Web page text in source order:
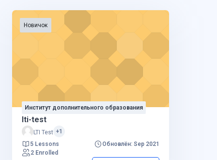
Новичок
Институт дополнительного образования
lti-test
LTI Test +1
5 Lessons
Обновлён: Sep 2021
2 Enrolled